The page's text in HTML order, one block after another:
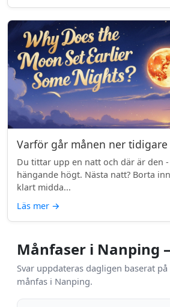
Varför går månen ner tidigare
Du tittar upp en natt och där är den
hängande högt. Nästa natt? Borta
klart midda...
Läs mer →
Månfaser i Nanping
Svar uppdateras dagligen baserat
månfas i Nanping.